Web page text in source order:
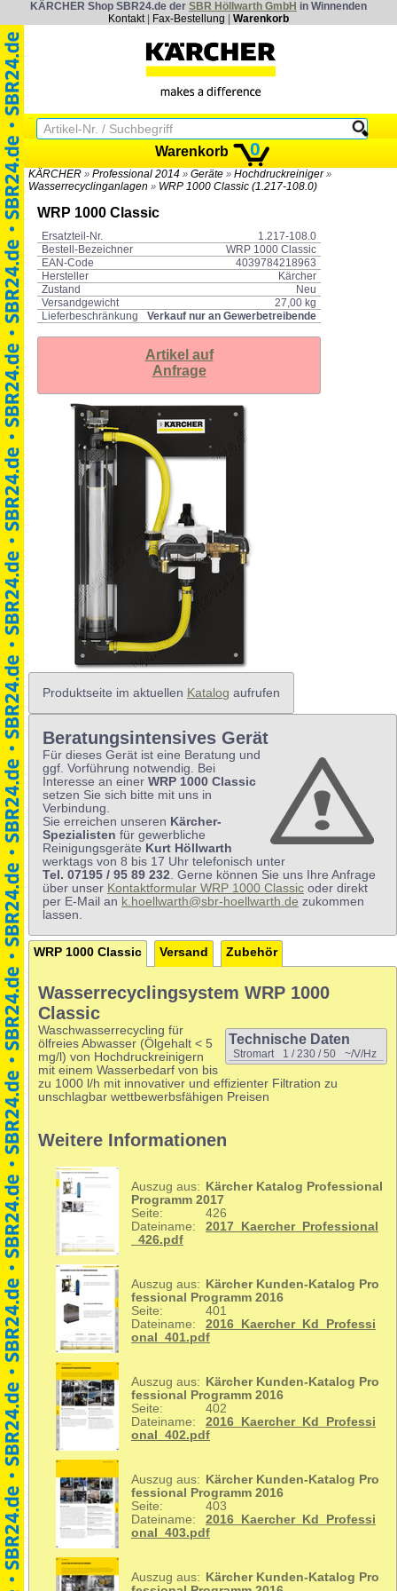
KÄRCHER Shop SBR24.de der SBR Höllwarth GmbH in Winnenden
Kontakt| Fax-Bestellung Warenkorb
Warenkorb 0
KÄRCHER » Professional 2014 » Geräte » Hochdruckreiniger»
Wasserrecyclinganlagen » WRP 1000 Classic (1.217-108.0)
WRP 1000 Classic
Ersatzteil-Nr.
1.217-108.0
Bestell-Bezeichner
WRP 1000 Classic
EAN-Code
4039784218963
Hersteller
Kärcher
Zustand
Neu
Versandgewicht
27,00 kg
Lieferbeschränkung
Verkauf nur an Gewerbetreibende
Artikel auf
Anfrage
Produktseite im aktuellen Katalog aufrufen
Beratungsintensives Gerät
Für dieses Gerät ist eine Beratung und
ggf. Vorführung notwendig. Bei
Interesse an einer WRP 1000 Classic
setzen Sie sich bitte mit uns in
Verbindung.
Sie erreichen unseren Kärcher-
Spezialisten für gewerbliche
Reinigungsgeräte Kurt Höllwarth
werktags von 8 bis 17 Uhr telefonisch unter
Tel. 07195 / 95 89 232 . Gerne können Sie uns Ihre Anfrage
über unser Kontaktformular WRP 1000 Classic oder direkt
per E-Mail an k.hoellwarth@sbr-hoellwarth.de zukommen
lassen.
WRP 1000 Classic Versand Zubehör
Wasserrecyclingsystem WRP 1000
Classic
Technische Daten
Stromart 1 / 230 / 50 ~/V/Hz
Waschwasserrecycling für
ölfreies Abwasser (Ölgehalt < 5
mg/l) von Hochdruckreinigern
mit einem Wasserbedarf von bis
zu 1000 l/h mit innovativer und effizienter Filtration zu
unschlagbar wettbewerbsfähigen Preisen
Weitere Informationen
Auszug aus:
Kärcher Katalog Professional
Programm 2017
Seite:
426
Dateiname:
2017_Kaercher_Professional
_426.pdf
Auszug aus:
Kärcher Kunden-Katalog Pro
fessional Programm 2016
Seite:
401
Dateiname:
2016_Kaercher_Kd_Professi
onal_401.pdf
Auszug aus:
Kärcher Kunden-Katalog Pro
fessional Programm 2016
Seite:
402
Dateiname:
2016_Kaercher_Kd_Professi
onal_402.pdf
Auszug aus:
Kärcher Kunden-Katalog Pro
fessional Programm 2016
Seite:
403
Dateiname:
2016_Kaercher_Kd_Professi
onal_403.pdf
Auszug aus:
Kärcher Kunden-Katalog Pro